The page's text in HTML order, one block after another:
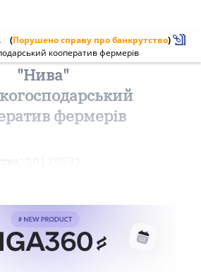
(Порушено справу про банкрутство)
кооператив фермерів
"Нива"
фермерів